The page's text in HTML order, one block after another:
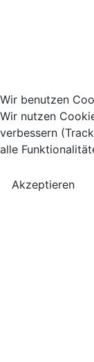
Wir benutzen
Wir nutzen
verbessern
alle
Akzeptieren